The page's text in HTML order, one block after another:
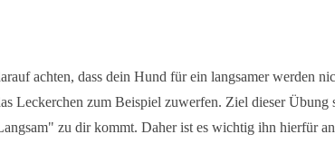
achten, dass dein Hund für ein langsamer werden
Leckerchen zum Beispiel zuwerfen. Ziel dieser Übung
zu dir kommt. Daher ist es wichtig ihn hierfür